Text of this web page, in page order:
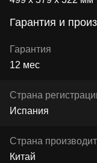
Гарантия и
Гарантия
12 мес
Страна
Испания
Страна
Китай